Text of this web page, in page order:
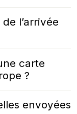
l’arrivée
carte
?
envoyées